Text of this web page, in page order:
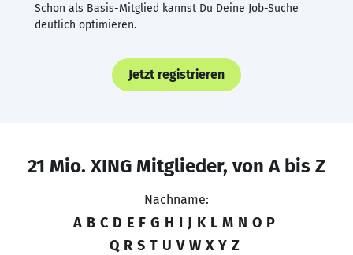
Schon als Basis-Mitglied kannst Du Deine Job-Suche
deutlich optimieren.
Jetzt registrieren
21 Mio. XING Mitglieder, von A bis Z
Nachname:
A B C D E F G H I J K L M N O P
Q R S T U V W X Y Z